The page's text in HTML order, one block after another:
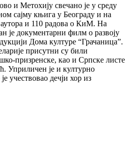
и Метохију свечано је у среду
сајму књига у Београду и на
и 110 радова о КиМ. На
је документарни филм о развоју
Дома културе “Грачаница”.
присутни су били
призренске, као и Српске листе
Уприличен је и културно
учествовао дечји хор из